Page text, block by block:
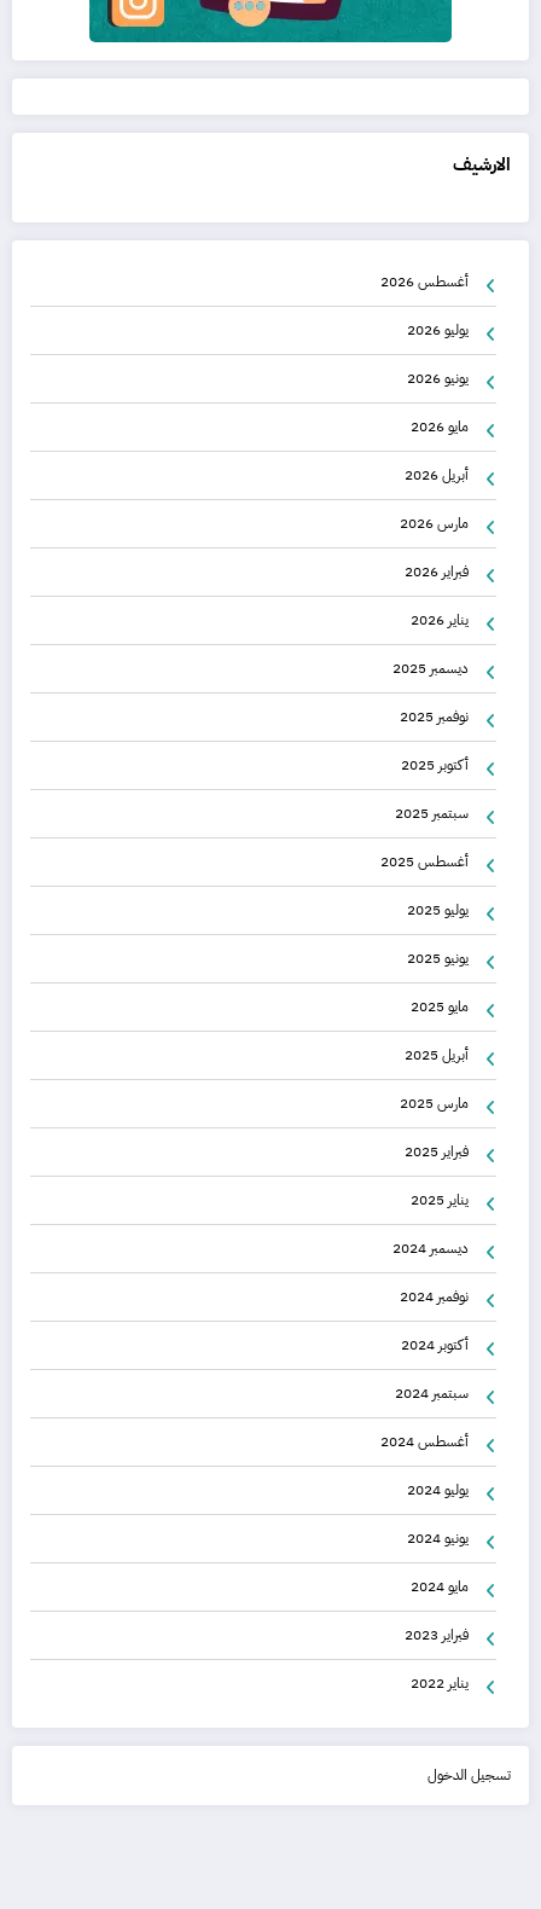
الارشيف
أغسطس 2026
يوليو 2026
يونيو 2026
مايو 2026
أبريل 2026
مارس 2026
فبراير 2026
يناير 2026
ديسمبر 2025
نوفمبر 2025
أكتوبر 2025
سبتمبر 2025
أغسطس 2025
يوليو 2025
يونيو 2025
مايو 2025
أبريل 2025
مارس 2025
فبراير 2025
يناير 2025
ديسمبر 2024
نوفمبر 2024
أكتوبر 2024
سبتمبر 2024
أغسطس 2024
يوليو 2024
يونيو 2024
مايو 2024
فبراير 2023
يناير 2022
تسجيل الدخول